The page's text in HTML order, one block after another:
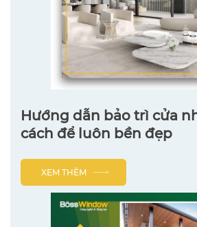
Hướng dẫn bảo trì cửa
cách để luôn bền đẹp
XEM THÊM